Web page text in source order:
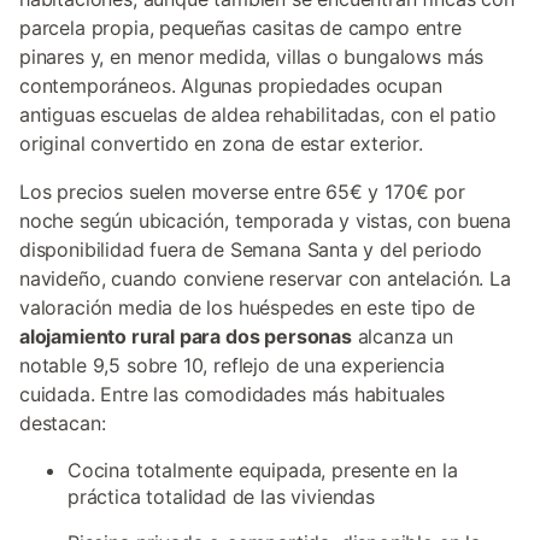
parcela propia, pequeñas casitas de campo entre
pinares y, en menor medida, villas o bungalows más
contemporáneos. Algunas propiedades ocupan
antiguas escuelas de aldea rehabilitadas, con el patio
original convertido en zona de estar exterior.
Los precios suelen moverse entre 65€ y 170€ por
noche según ubicación, temporada y vistas, con buena
disponibilidad fuera de Semana Santa y del periodo
navideño, cuando conviene reservar con antelación. La
valoración media de los huéspedes en este tipo de
alojamiento rural para dos personasalcanza un
notable 9,5 sobre 10, reflejo de una experiencia
cuidada. Entre las comodidades más habituales
destacan:
Cocina totalmente equipada, presente en la
práctica totalidad de las viviendas